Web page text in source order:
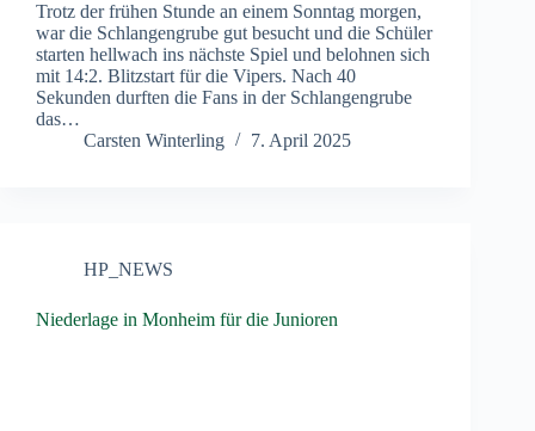
Trotz der frühen Stunde an einem Sonntag morgen,
war die Schlangengrube gut besucht und die Schüler
starten hellwach ins nächste Spiel und belohnen sich
mit 14:2. Blitzstart für die Vipers. Nach 40
Sekunden durften die Fans in der Schlangengrube
das…
Carsten Winterling
7. April 2025
HP_NEWS
Niederlage in Monheim für die Junioren